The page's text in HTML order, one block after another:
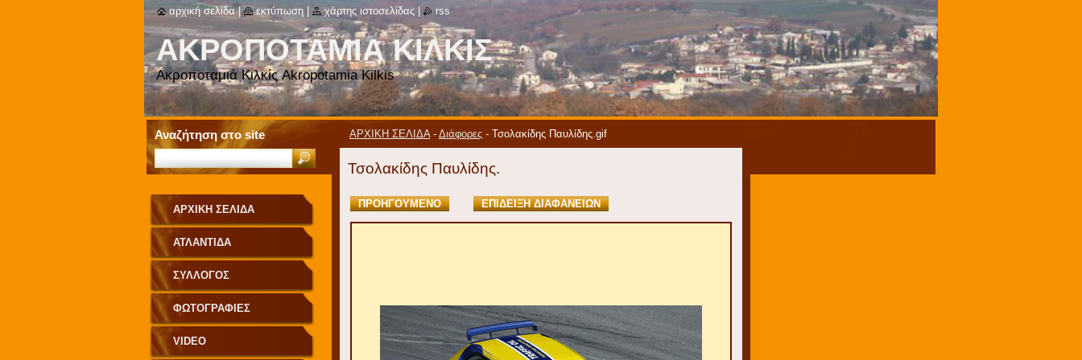
ΑΚΡΟΠΟΤΑΜΙΑ ΚΙΛΚΙΣ
Ακροποταμιά Κιλκίς Akropotamia Kilkis
ΑΡΧΙΚΗ ΣΕΛΙΔΑ - Διάφορες - Τσολακίδης Παυλίδης.gif
Τσολακίδης Παυλίδης.
ΠΡΟΗΓΟΎΜΕΝΟ ΕΠΊΔΕΙΞΗ ΔΙΑΦΑΝΕΙΏΝ
ΑΡΧΙΚΗ ΣΕΛΙΔΑ
ΑΤΛΑΝΤΙΔΑ
ΣΥΛΛΟΓΟΣ
ΦΩΤΟΓΡΑΦΙΕΣ
VIDEO
Αναζήτηση στο site
αρχική σελίδα | εκτύπωση χάρτης ιστοσελίδας rss